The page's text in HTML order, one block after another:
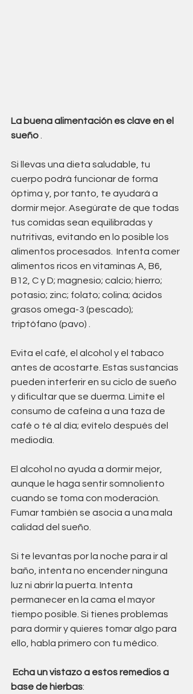
La buena alimentación es clave en el
sueño
Si llevas una dieta saludable, tu
cuerpo podrá funcionar de forma
óptima y, por tanto, te ayudará a
dormir mejor. Asegúrate de que todas
tus comidas sean equilibradas y
nutritivas, evitando en lo posible los
alimentos procesados.  Intenta comer
alimentos ricos en vitaminas A, B6,
B12, C y D; magnesio; calcio; hierro;
potasio; zinc; folato; colina; ácidos
grasos omega-3 (pescado);
triptófano (pavo) .
Evita el café, el alcohol y el tabaco
antes de acostarte. Estas sustancias
pueden interferir en su ciclo de sueño
y dificultar que se duerma. Limite el
consumo de cafeína a una taza de
café o té al día; evítelo después del
mediodía.
El alcohol no ayuda a dormir mejor,
aunque le haga sentir somnoliento
cuando se toma con moderación.
Fumar también se asocia a una mala
calidad del sueño.
Si te levantas por la noche para ir al
baño, intenta no encender ninguna
luz ni abrir la puerta. Intenta
permanecer en la cama el mayor
tiempo posible. Si tienes problemas
para dormir y quieres tomar algo para
ello, habla primero con tu médico.
base de hierbas: